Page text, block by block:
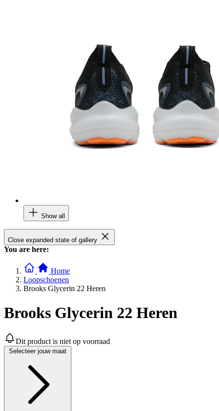
Show all
Close expanded state of gallery
You are here:
Home
Loopschoenen
Brooks Glycerin 22 Heren
Brooks Glycerin 22 Heren
Dit product is niet op voorraad
Selecteer jouw maat